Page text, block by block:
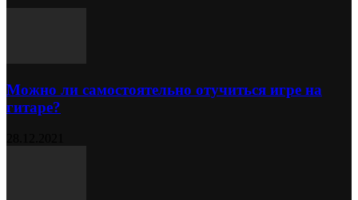
Можно ли самостоятельно отучиться игре на
гитаре?